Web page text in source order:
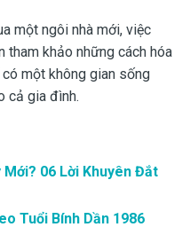
một ngôi nhà mới, việc
khảo những cách hóa
một không gian sống
cả gia đình.
Mới? 06 Lời Khuyên Đắt
Tuổi Bính Dần 1986